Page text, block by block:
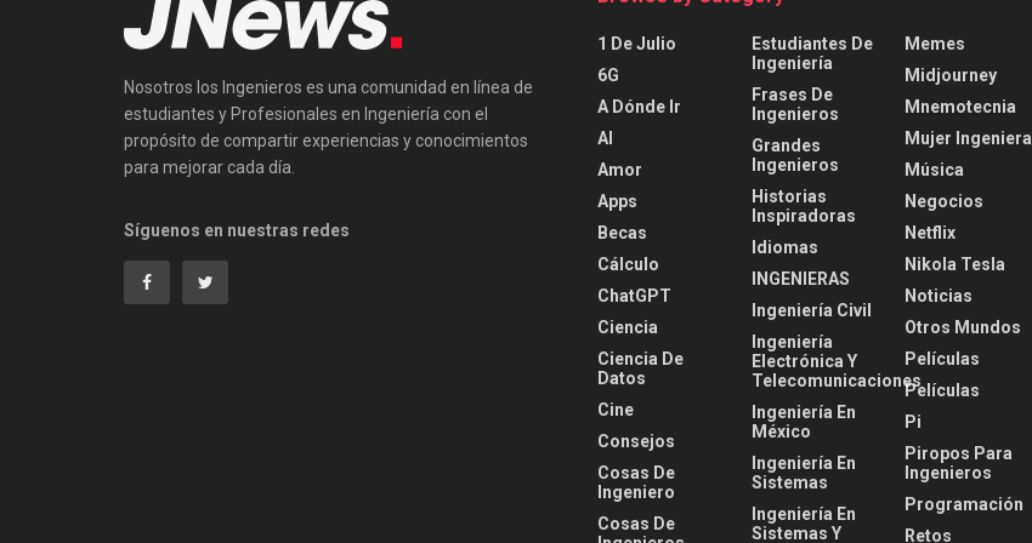
Nosotros los Ingenieros es una comunidad en línea de
estudiantes y Profesionales en Ingeniería con el
propósito de compartir experiencias y conocimientos
para mejorar cada día.
Síguenos en nuestras redes
1 De Julio
6G
A Dónde Ir
AI
Amor
Apps
Becas
Cálculo
ChatGPT
Ciencia
Ciencia De
Datos
Cine
Consejos
Cosas De
Ingeniero
Cosas De
Estudiantes De
Ingeniería
Frases De
Ingenieros
Grandes
Ingenieros
Historias
Inspiradoras
Idiomas
INGENIERAS
Ingeniería Civil
Ingeniería
Electrónica Y
Telecomunicaciones
Ingeniería En
México
Ingeniería En
Sistemas
Ingeniería En
Sistemas Y
Memes
Midjourney
Mnemotecnia
Mujer Ingeniera
Música
Negocios
Netflix
Nikola Tesla
Noticias
Otros Mundos
Películas
Películas
Pi
Piropos Para
Ingenieros
Programación
Retos